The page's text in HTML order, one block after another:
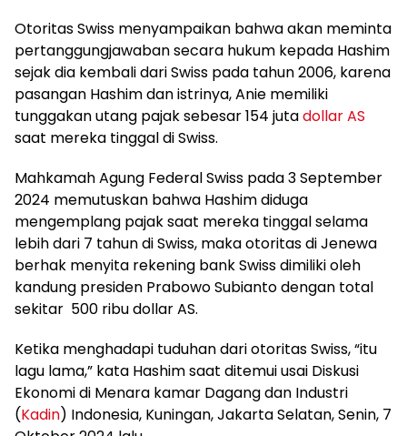
Otoritas Swiss menyampaikan bahwa akan meminta
pertanggungjawaban secara hukum kepada Hashim
sejak dia kembali dari Swiss pada tahun 2006, karena
pasangan Hashim dan istrinya, Anie memiliki
tunggakan utang pajak sebesar 154 jutadollar AS
saat mereka tinggal di Swiss.
Mahkamah Agung Federal Swiss pada 3 September
2024 memutuskan bahwa Hashim diduga
mengemplang pajak saat mereka tinggal selama
lebih dari 7 tahun di Swiss, maka otoritas di Jenewa
berhak menyita rekening bank Swiss dimiliki oleh
kandung presiden Prabowo Subianto dengan total
sekitar 500 ribu dollar AS.
Ketika menghadapi tuduhan dari otoritas Swiss, “itu
lagu lama,” kata Hashim saat ditemui usai Diskusi
Ekonomi di Menara kamar Dagang dan Industri
(Kadin) Indonesia, Kuningan, Jakarta Selatan, Senin, 7